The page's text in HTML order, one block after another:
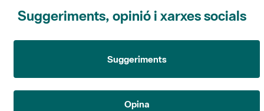
Suggeriments, opinió i xarxes socials
Suggeriments
Opina